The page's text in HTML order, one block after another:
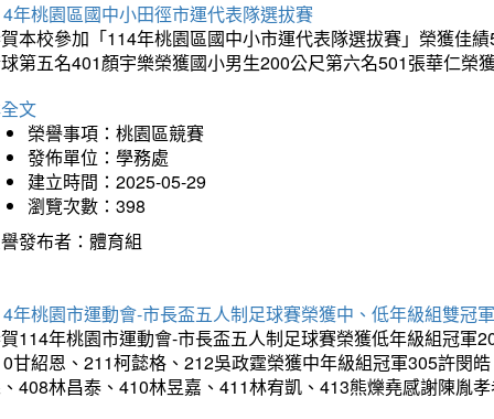
年桃園區國中小田徑市運代表隊選拔賽
本校參加「114年桃園區國中小市運代表隊選拔賽」榮獲佳
第五名401顏宇樂榮獲國小男生200公尺第六名501張華仁
文
榮譽事項：桃園區競賽
發佈單位：學務處
建立時間：2025-05-29
瀏覽次數：398
發布者：體育組
年桃園市運動會-市長盃五人制足球賽榮獲中、低年級組雙冠軍
114年桃園市運動會-市長盃五人制足球賽榮獲低年級組冠
甘紹恩、211柯懿格、212吳政霆榮獲中年級組冠軍305許閔
408林昌泰、410林昱嘉、411林宥凱、413熊爍堯感謝陳胤